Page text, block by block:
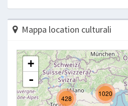
Mappa location culturali